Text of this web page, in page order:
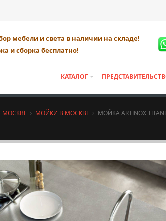
мебели и света в наличии на складе!
и сборка бесплатно!
КАТАЛОГ
МОСКВЕ МОЙКИ В МОСКВЕ МОЙКА ARTINOX